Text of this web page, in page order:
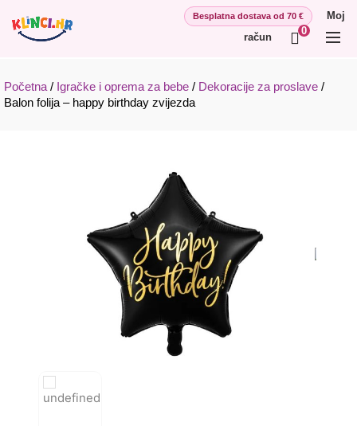
Moj
račun
0
Početna / Igračke i oprema za bebe / Dekoracije za proslave /
Balon folija – happy birthday zvijezda